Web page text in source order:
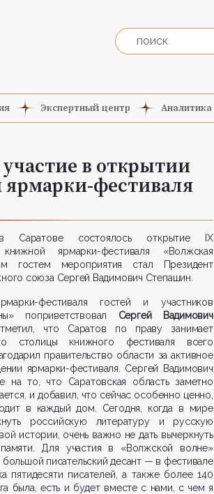
Экспертный центр Аналитика
в открытии
фестиваля
Саратове состоялось открытие IХ
ярмарки-фестиваля «Волжская
гостем мероприятия стал Президент
союза Сергей Вадимович Степашин.
фестиваля гостей и участников
поприветствовал Сергей Вадимович
что Саратов по праву занимает
столицы книжного фестиваля всего
правительство области за активное
ярмарки-фестиваля. Сергей Вадимович
на то, что Саратовская область заметно
и добавил, что сейчас особенно ценно,
в каждый дом. Сегодня, когда в мире
российскую литературу и русскую
истории, очень важно не дать вычеркнуть
Для участия в «Волжской волне»
писательский десант — в фестивале
пятидесяти писателей, а также более 140
была, есть и будет вместе с нами, с чем я